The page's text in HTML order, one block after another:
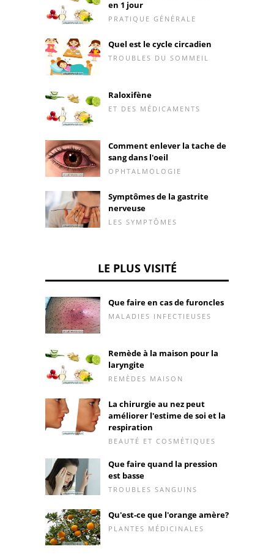
en 1 jour
PRATIQUE GÉNÉRALE
Quel est le cycle circadien
TROUBLES DU SOMMEIL
Raloxifène
ET DES MÉDICAMENTS
Comment enlever la tache de
sang dans l'oeil
OPHTALMOLOGIE
Symptômes de la gastrite
nerveuse
LES SYMPTÔMES
LE PLUS VISITÉ
Que faire en cas de furoncles
MALADIES INFECTIEUSES
Remède à la maison pour la
laryngite
REMÈDES MAISON
La chirurgie au nez peut
améliorer l'estime de soi et la
respiration
BEAUTÉ ET COSMÉTIQUES
Que faire quand la pression
est basse
TROUBLES SANGUINS
Qu'est-ce que l'orange amère?
PLANTES MÉDICINALES